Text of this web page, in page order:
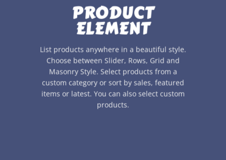
PRODUCT
ELEMENT
List products anywhere in a beautiful style.
Choose between Slider, Rows, Grid and
Masonry Style. Select products from a
custom category or sort by sales, featured
items or latest. You can also select custom
products.